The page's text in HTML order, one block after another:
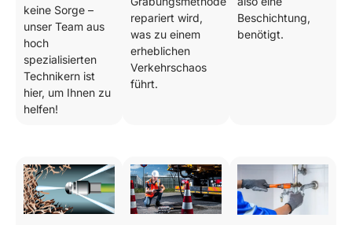
keine Sorge –
unser Team aus
hoch
spezialisierten
Technikern ist
hier, um Ihnen zu
helfen!
repariert wird,
was zu einem
erheblichen
Verkehrschaos
führt.
Beschichtung,
benötigt.